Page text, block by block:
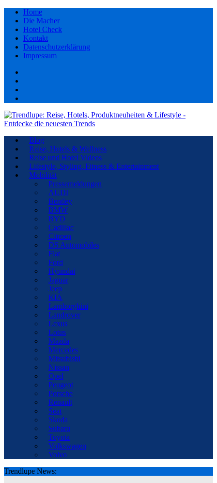
Home
Die Macher
Hotel Check
Kontakt
Datenschutzerklärung
Impressum
Blog
Reise, Hotels & Wellness
Reise und Hotel Videos
Lifestyle, Styling, Fitness & Entertainment
Mobilität
Pressemeldungen
AUDI
Bentley
BMW
BYD
Cadillac
Citroen
DS Automobiles
Fiat
Ford
Hyundai
Jaguar
Jeep
KIA
Lamborghini
Landrover
Lexus
Lotus
Mazda
Mercedes
Mitsubishi
Nissan
Opel
Peugeot
Porsche
Renault
Seat
Skoda
Subaru
Toyota
Volkswagen
Volvo
Trendlupe News: